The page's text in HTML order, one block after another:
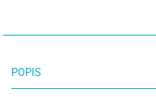
POPIS